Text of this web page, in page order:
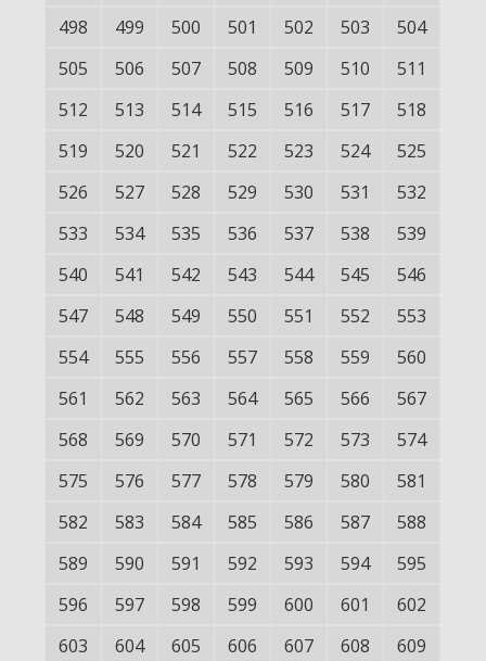
498 499 500 501 502 503
504
505
506 507 508 509 510
511
512
513 514 515 516 517
518
519
520 521 522 523 524
525
526
527 528 529 530 531
532
533
534 535 536 537 538
539
540
541 542 543 544 545
546
547
548 549 550 551 552
553
554
555 556 557 558 559
560
561
562 563 564 565 566
567
568
569 570 571 572 573
574
575
576 577 578 579 580
581
582
583 584 585 586 587
588
589
590 591 592 593 594
595
596
597 598 599 600 601
602
603
604 605 606 607 608
609